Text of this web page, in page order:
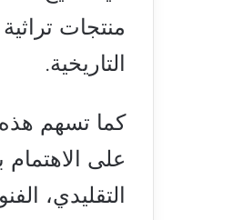
منتجات
التاريخية.
كما تسهم هذه
على الاهتمام
التقليدي،